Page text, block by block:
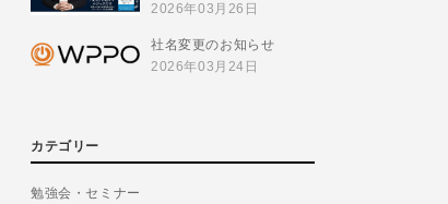
2026年03月26日
社名変更のお知らせ
2026年03月24日
カテゴリー
勉強会・セミナー